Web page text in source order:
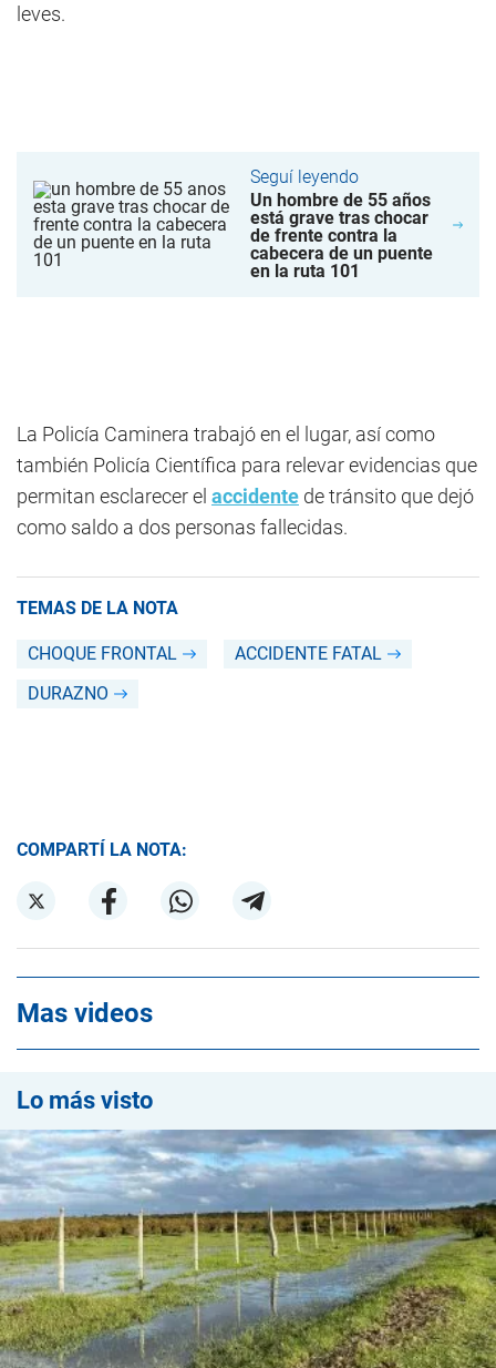
leves.
Seguí leyendo
Un hombre de 55 años
está grave tras chocar
de frente contra la
cabecera de un puente
en la ruta 101
La Policía Caminera trabajó en el lugar, así como
también Policía Científica para relevar evidencias que
permitan esclarecer el accidente de tránsito que dejó
como saldo a dos personas fallecidas.
TEMAS DE LA NOTA
CHOQUE FRONTAL
ACCIDENTE FATAL
DURAZNO
COMPARTÍ LA NOTA:
Mas videos
Lo más visto